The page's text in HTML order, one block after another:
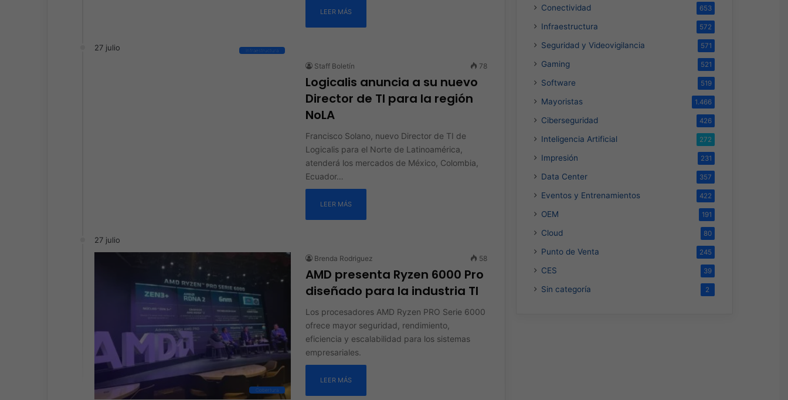
LEER MÁS
27 julio Infraestructura
Staff Boletín 78
Logicalis anuncia a su nuevo
Director de TI para la región
NoLA
Francisco Solano, nuevo Director de TI de
Logicalis para el Norte de Latinoamérica,
atenderá los mercados de México, Colombia,
Ecuador…
LEER MÁS
27 julio
Cobertura
Brenda Rodriguez 58
AMD presenta Ryzen 6000 Pro
diseñado para la industria TI
Los procesadores AMD Ryzen PRO Serie 6000
ofrece mayor seguridad, rendimiento,
eficiencia y escalabilidad para los sistemas
empresariales.
LEER MÁS
Conectividad 653
Infraestructura 572
Seguridad y Videovigilancia 571
Gaming 521
Software 519
Mayoristas 1.466
Ciberseguridad 426
Inteligencia Artificial 272
Impresión 231
Data Center 357
Eventos y Entrenamientos 422
OEM 191
Cloud 80
Punto de Venta 245
CES 39
Sin categoría 2